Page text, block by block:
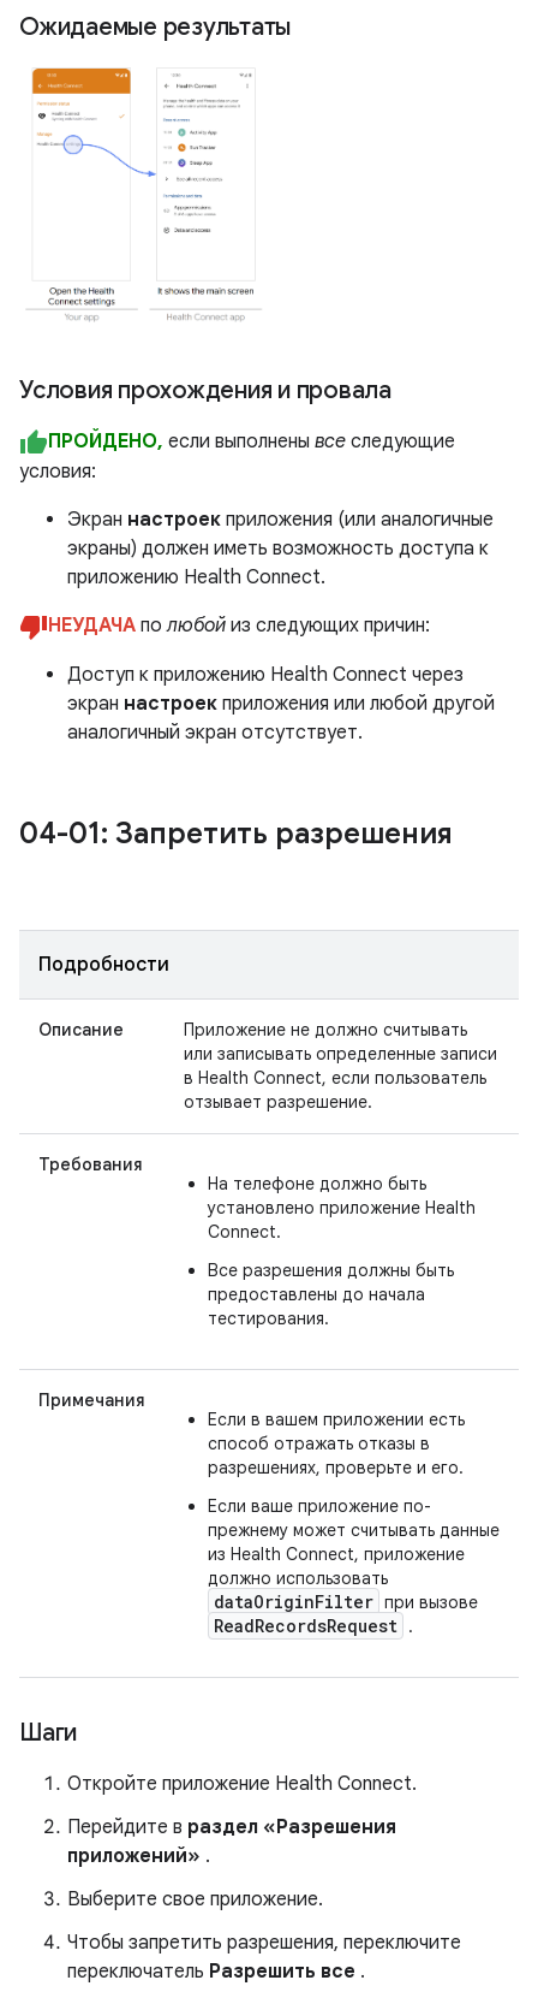
Ожидаемые результаты
Условия прохождения и провала
ПРОЙДЕНО, если выполнены все следующие
условия:
Экран настроек приложения (или аналогичные
экраны) должен иметь возможность доступа к
приложению Health Connect.
НЕУДАЧА полюбой из следующих причин:
Доступ к приложению Health Connect через
экран настроек приложения или любой другой
аналогичный экран отсутствует.
04-01: Запретить разрешения
Подробности
Описание
Приложение не должно считывать
или записывать определенные записи
в Health Connect, если пользователь
отзывает разрешение.
Требования
На телефоне должно быть
установлено приложение Health
Connect.
Все разрешения должны быть
предоставлены до начала
тестирования.
Примечания
Если в вашем приложении есть
способ отражать отказы в
разрешениях, проверьте и его.
Если ваше приложение по-
прежнему может считывать данные
из Health Connect, приложение
должно использовать
dataOriginFilter при вызове
ReadRecordsRequest .
Шаги
Откройте приложение Health Connect.
Перейдите в раздел «Разрешения
приложений» .
Выберите свое приложение.
Чтобы запретить разрешения, переключите
переключатель Разрешить все .